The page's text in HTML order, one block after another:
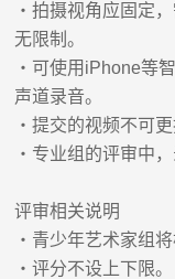
・拍摄视角应固定
无限制。
・可使用iPhone等
声道录音。
・提交的视频不可
・专业组的评审中
评审相关说明
・青少年艺术家组
・评分不设上下限。